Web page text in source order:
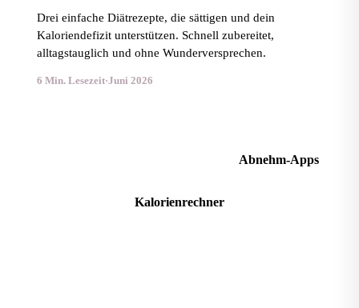
Drei einfache Diätrezepte, die sättigen und dein
Kaloriendefizit unterstützen. Schnell zubereitet,
alltagstauglich und ohne Wunderversprechen.
6 Min. Lesezeit·Juni 2026
Abnehm-Apps
Kalorienrechner